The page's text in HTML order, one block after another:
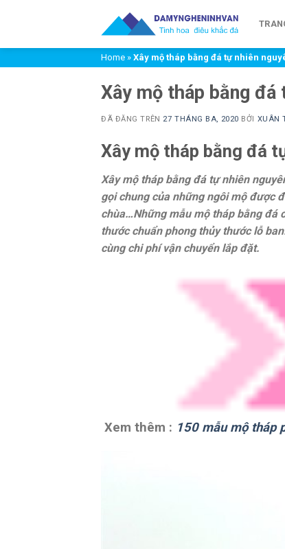
Home » Xây mộ tháp bằng đá tự nhiên
Xây mộ tháp bằng
ĐÃ ĐĂNG TRÊN 27 THÁNG BA, 2020 BỞI XUÂN
Xây mộ tháp bằng đá
Xây mộ tháp bằng đá tự nhiên
gọi chung của những ngôi mộ được
chùa…Những mẫu mộ tháp bằng đá
thước chuẩn phong thủy thước lỗ
cùng chi phí vận chuyển lắp đặt.
Xem thêm : 150 mẫu mộ tháp